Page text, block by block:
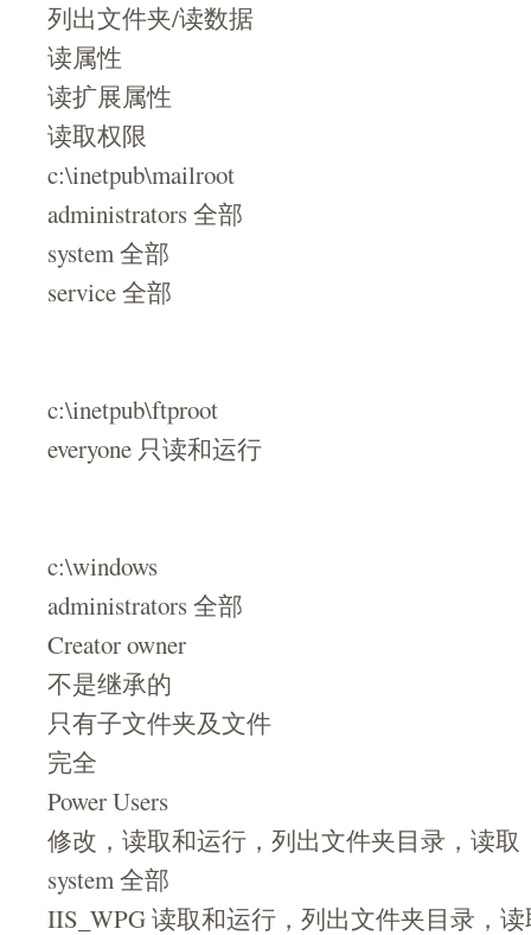
列出文件夹/读数据
读属性
读扩展属性
读取权限
c:\inetpub\mailroot
administrators 全部
system 全部
service 全部
c:\inetpub\ftproot
everyone 只读和运行
c:\windows
administrators 全部
Creator owner
不是继承的
只有子文件夹及文件
完全
Power Users
修改，读取和运行，列出文件夹目录，读取
system 全部
IIS_WPG 读取和运行，列出文件夹目录，